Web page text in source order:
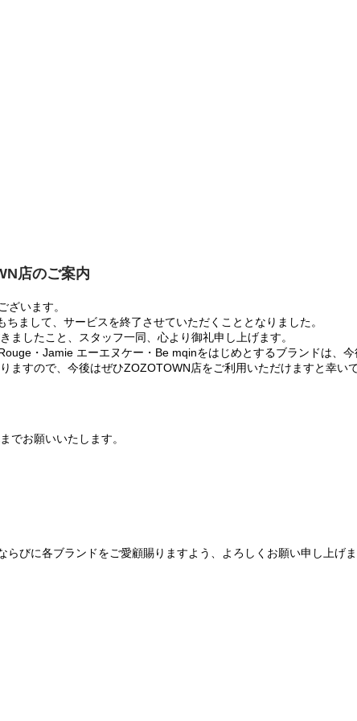
店のご案内
ざいます。
まして、サービスを終了させていただくこととなりました。
ましたこと、スタッフ一同、心より御礼申し上げます。
・Jamie エーエヌケー・Be mqinをはじめとするブランドは、
ますので、今後はぜひZOZOTOWN店をご利用いただけますと幸いで
でお願いいたします。
びに各ブランドをご愛顧賜りますよう、よろしくお願い申し上げま